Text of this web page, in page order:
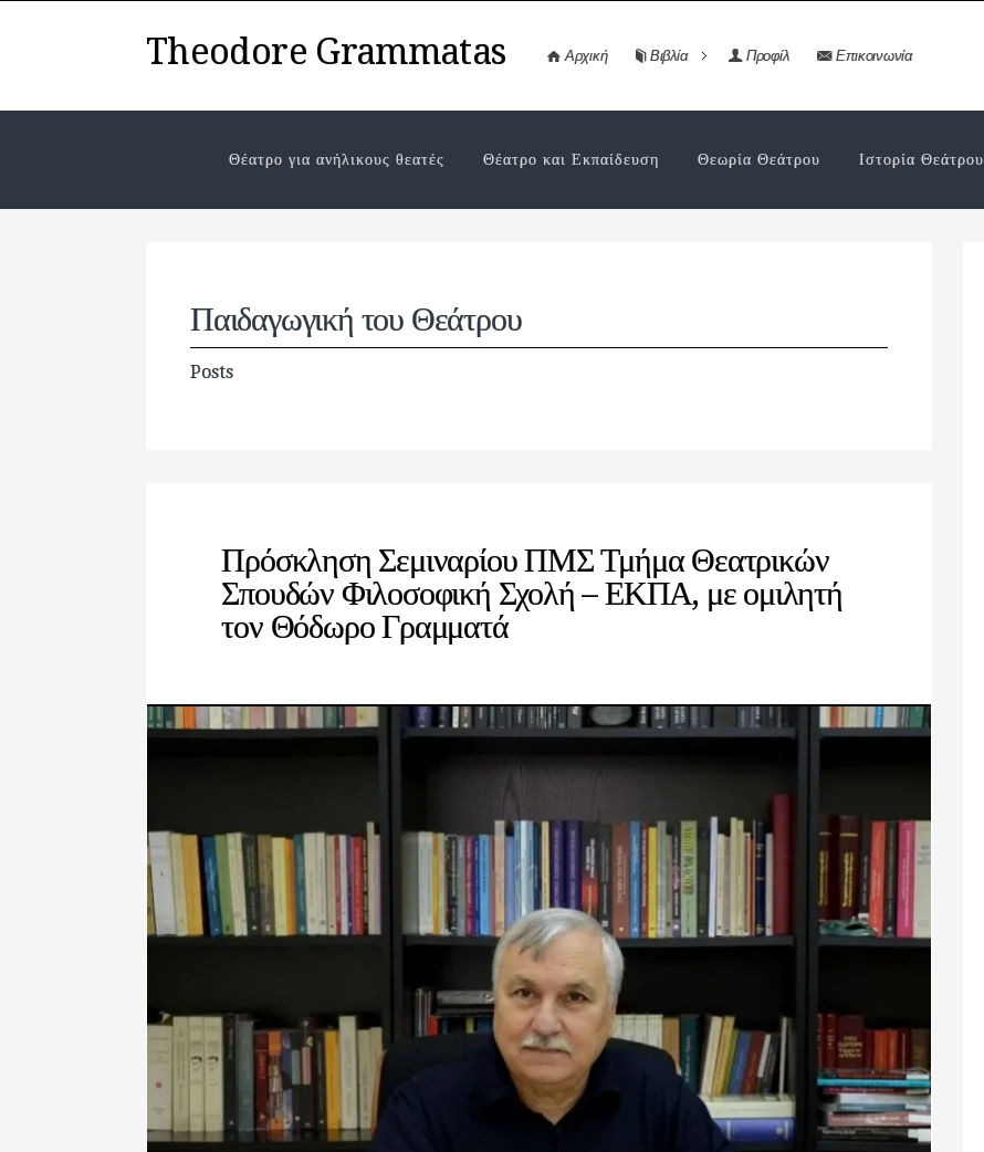
Theodore Grammatas Αρχική Βιβλία Προφίλ Επικοινωνία
Θέατρο για ανήλικους θεατές Θέατρο και Εκπαίδευση Θεωρία Θεάτρου Ιστορία Θεάτρου
Παιδαγωγική του Θεάτρου
Posts
Πρόσκληση Σεμιναρίου ΠΜΣ Τμήμα Θεατρικών
Σπουδών Φιλοσοφική Σχολή – ΕΚΠΑ, με ομιλητή
τον Θόδωρο Γραμματά